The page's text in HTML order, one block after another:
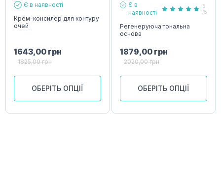
Є в наявності
Крем-консилер для контуру
очей
1643,00 грн
1825,00грн
ОБЕРІТЬ ОПЦІЇ
Є в
наявності
5
/5
Регенеруюча тональна
основа
1879,00 грн
2020,00грн
ОБЕРІТЬ ОПЦІЇ